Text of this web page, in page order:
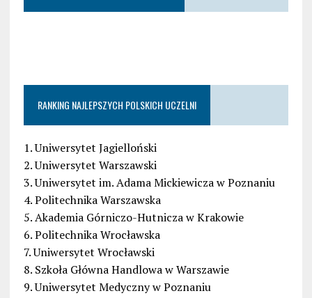
RANKING NAJLEPSZYCH POLSKICH UCZELNI
1. Uniwersytet Jagielloński
2. Uniwersytet Warszawski
3. Uniwersytet im. Adama Mickiewicza w Poznaniu
4. Politechnika Warszawska
5. Akademia Górniczo-Hutnicza w Krakowie
6. Politechnika Wrocławska
7. Uniwersytet Wrocławski
8. Szkoła Główna Handlowa w Warszawie
9. Uniwersytet Medyczny w Poznaniu